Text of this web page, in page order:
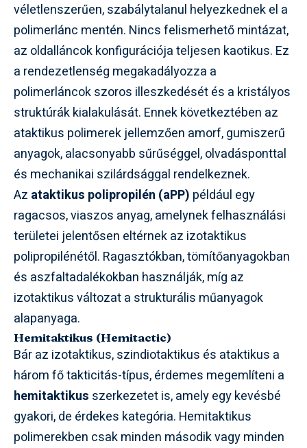
véletlenszerűen, szabálytalanul helyezkednek el a
polimerlánc mentén. Nincs felismerhető mintázat,
az oldalláncok konfigurációja teljesen kaotikus. Ez
a rendezetlenség megakadályozza a
polimerláncok szoros illeszkedését és a kristályos
struktúrák kialakulását. Ennek következtében az
ataktikus polimerek jellemzően amorf, gumiszerű
anyagok, alacsonyabb sűrűséggel, olvadásponttal
és mechanikai szilárdsággal rendelkeznek.
Az ataktikus polipropilén (aPP) például egy
ragacsos, viaszos anyag, amelynek felhasználási
területei jelentősen eltérnek az izotaktikus
polipropilénétől. Ragasztókban, tömítőanyagokban
és aszfaltadalékokban használják, míg az
izotaktikus változat a strukturális műanyagok
alapanyaga.
Hemitaktikus (Hemitactic)
Bár az izotaktikus, szindiotaktikus és ataktikus a
három fő takticitás-típus, érdemes megemlíteni a
hemitaktikus szerkezetet is, amely egy kevésbé
gyakori, de érdekes kategória. Hemitaktikus
polimerekben csak minden második vagy minden